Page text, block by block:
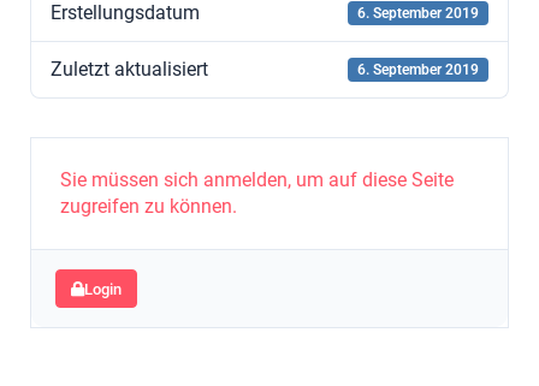
Erstellungsdatum 6. September 2019
Zuletzt aktualisiert 6. September 2019
Sie müssen sich anmelden, um auf diese Seite
zugreifen zu können.
Login